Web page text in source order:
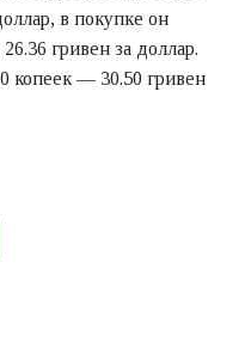
в покупке он
гривен за доллар.
копеек — 30.50 гривен